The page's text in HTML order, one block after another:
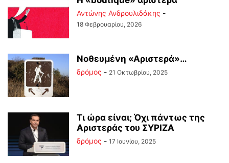
Αντώνης Ανδρουλιδάκης -
18 Φεβρουαρίου, 2026
Νοθευμένη «Αριστερά»…
δρόμος - 21 Οκτωβρίου, 2025
Τι ώρα είναι; Όχι πάντως της
Αριστεράς του ΣΥΡΙΖΑ
δρόμος - 17 Ιουνίου, 2025